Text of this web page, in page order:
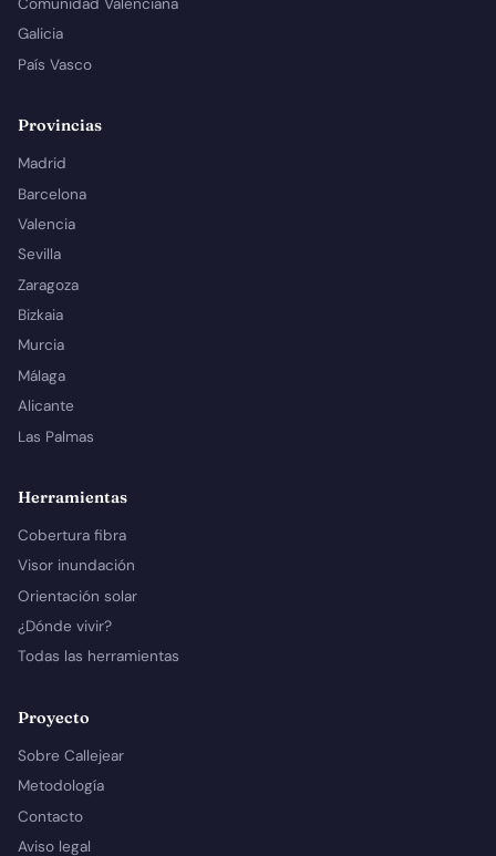
Comunidad Valenciana
Galicia
País Vasco
Provincias
Madrid
Barcelona
Valencia
Sevilla
Zaragoza
Bizkaia
Murcia
Málaga
Alicante
Las Palmas
Herramientas
Cobertura fibra
Visor inundación
Orientación solar
¿Dónde vivir?
Todas las herramientas
Proyecto
Sobre Callejear
Metodología
Contacto
Aviso legal